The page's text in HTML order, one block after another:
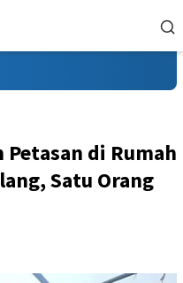
di Rumah
Satu Orang